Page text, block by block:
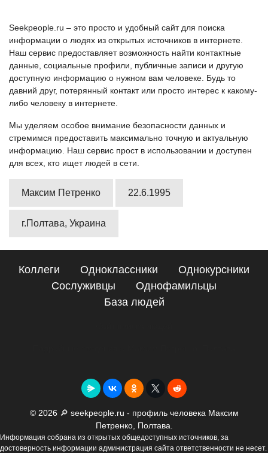
Seekpeople.ru – это просто и удобный сайт для поиска
информации о людях из открытых источников в интернете.
Наш сервис предоставляет возможность найти контактные
данные, социальные профили, публичные записи и другую
доступную информацию о нужном вам человеке. Будь то
давний друг, потерянный контакт или просто интерес к какому-
либо человеку в интернете.
Мы уделяем особое внимание безопасности данных и
стремимся предоставить максимально точную и актуальную
информацию. Наш сервис прост в использовании и доступен
для всех, кто ищет людей в сети.
Максим Пeтрeнко 22.6.1995
г.Полтава, Украина
Коллеги Одноклассники
Однокурсники
Сослуживцы
Однофамильцы
База людей
© 2026 🔎 seekpeople.ru - профиль человека Максим
Пeтрeнко, Полтава.
Информация собрана из открытых общедоступных источников, за
достоверность информации администрация сайта ответственности не несет.